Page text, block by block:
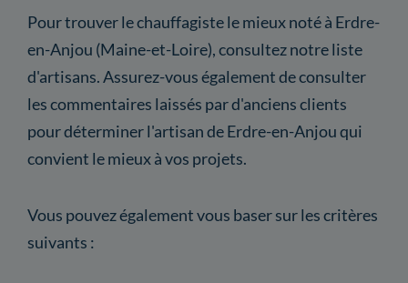
Pour trouver le chauffagiste le mieux noté à Erdre-
en-Anjou (Maine-et-Loire), consultez notre liste
d'artisans. Assurez-vous également de consulter
les commentaires laissés par d'anciens clients
pour déterminer l'artisan de Erdre-en-Anjou qui
convient le mieux à vos projets.
Vous pouvez également vous baser sur les critères
suivants :